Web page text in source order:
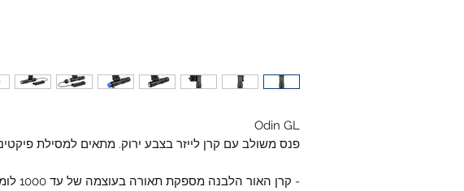
Odin GL
פנס משולב עם קרן לייזר בצבע ירוק. מתאים למסילת
- קרן האור הלבנה מספקת תאורה בעוצמה של עד 1000 לומן, למרחק 180 מטר,